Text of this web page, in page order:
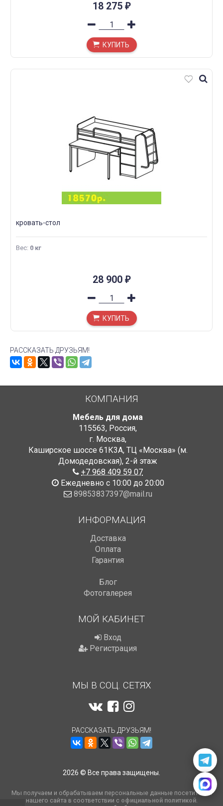
18 275 ₽
КУПИТЬ
кровать-стол
Вес: 0 кг
28 900 ₽
КУПИТЬ
РАССКАЗАТЬ ДРУЗЬЯМ!
КОМПАНИЯ
Мебель для дома
115563, Россия,
г. Москва,
Каширское шоссе 61К3А, ТЦ «Москва» (м.
Домодедовская), 2-й этаж
+7 968 409 59 07
Ежедневно с 10:00 до 20:00
89853837397@mail.ru
ИНФОРМАЦИЯ
Доставка
Оплата
Гарантия
Блог
Фотогалерея
МОЙ КАБИНЕТ
Вход
Регистрация
МЫ В СОЦ. СЕТЯХ
РАССКАЗАТЬ ДРУЗЬЯМ!
2026 © Все права защищены.
Мы получаем и обрабатываем персональные данные посетителей
нашего сайта в соответствии с официальной политикой.